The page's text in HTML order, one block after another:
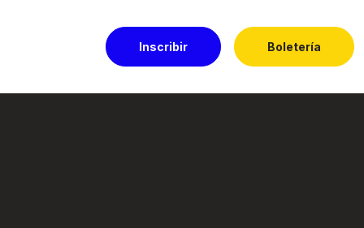
Inscribir Boletería